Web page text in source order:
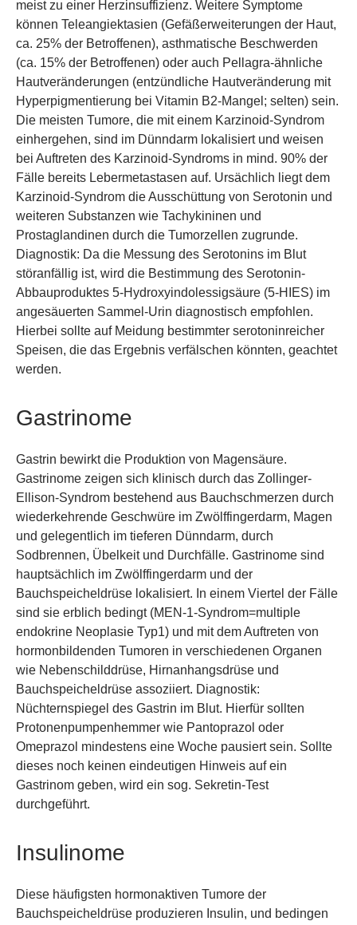
meist zu einer Herzinsuffizienz. Weitere Symptome
können Teleangiektasien (Gefäßerweiterungen der Haut,
ca. 25% der Betroffenen), asthmatische Beschwerden
(ca. 15% der Betroffenen) oder auch Pellagra-ähnliche
Hautveränderungen (entzündliche Hautveränderung mit
Hyperpigmentierung bei Vitamin B2-Mangel; selten) sein.
Die meisten Tumore, die mit einem Karzinoid-Syndrom
einhergehen, sind im Dünndarm lokalisiert und weisen
bei Auftreten des Karzinoid-Syndroms in mind. 90% der
Fälle bereits Lebermetastasen auf. Ursächlich liegt dem
Karzinoid-Syndrom die Ausschüttung von Serotonin und
weiteren Substanzen wie Tachykininen und
Prostaglandinen durch die Tumorzellen zugrunde.
Diagnostik: Da die Messung des Serotonins im Blut
störanfällig ist, wird die Bestimmung des Serotonin-
Abbauproduktes 5-Hydroxyindolessigsäure (5-HIES) im
angesäuerten Sammel-Urin diagnostisch empfohlen.
Hierbei sollte auf Meidung bestimmter serotoninreicher
Speisen, die das Ergebnis verfälschen könnten, geachtet
werden.
Gastrinome
Gastrin bewirkt die Produktion von Magensäure.
Gastrinome zeigen sich klinisch durch das Zollinger-
Ellison-Syndrom bestehend aus Bauchschmerzen durch
wiederkehrende Geschwüre im Zwölffingerdarm, Magen
und gelegentlich im tieferen Dünndarm, durch
Sodbrennen, Übelkeit und Durchfälle. Gastrinome sind
hauptsächlich im Zwölffingerdarm und der
Bauchspeicheldrüse lokalisiert. In einem Viertel der Fälle
sind sie erblich bedingt (MEN-1-Syndrom=multiple
endokrine Neoplasie Typ1) und mit dem Auftreten von
hormonbildenden Tumoren in verschiedenen Organen
wie Nebenschilddrüse, Hirnanhangsdrüse und
Bauchspeicheldrüse assoziiert. Diagnostik:
Nüchternspiegel des Gastrin im Blut. Hierfür sollten
Protonenpumpenhemmer wie Pantoprazol oder
Omeprazol mindestens eine Woche pausiert sein. Sollte
dieses noch keinen eindeutigen Hinweis auf ein
Gastrinom geben, wird ein sog. Sekretin-Test
durchgeführt.
Insulinome
Diese häufigsten hormonaktiven Tumore der
Bauchspeicheldrüse produzieren Insulin, und bedingen